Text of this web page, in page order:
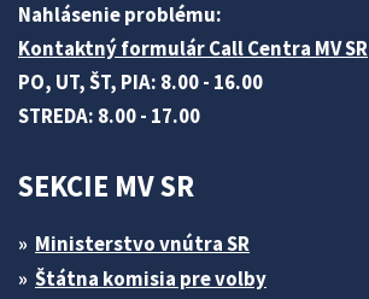
Nahlásenie problému:
Kontaktný formulár Call Centra MV SR
PO, UT, ŠT, PIA: 8.00 - 16.00
STREDA: 8.00 - 17.00
SEKCIE MV SR
Ministerstvo vnútra SR
Štátna komisia pre volby